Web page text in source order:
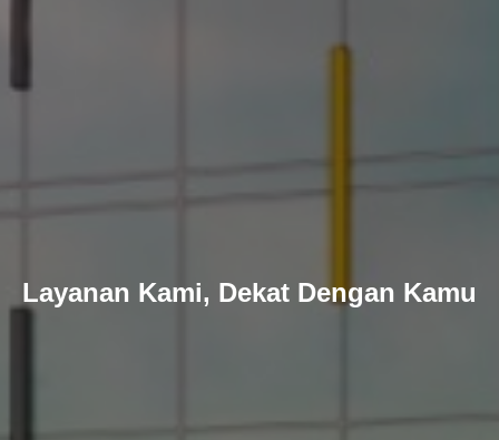
Layanan Kami, Dekat Dengan Kamu